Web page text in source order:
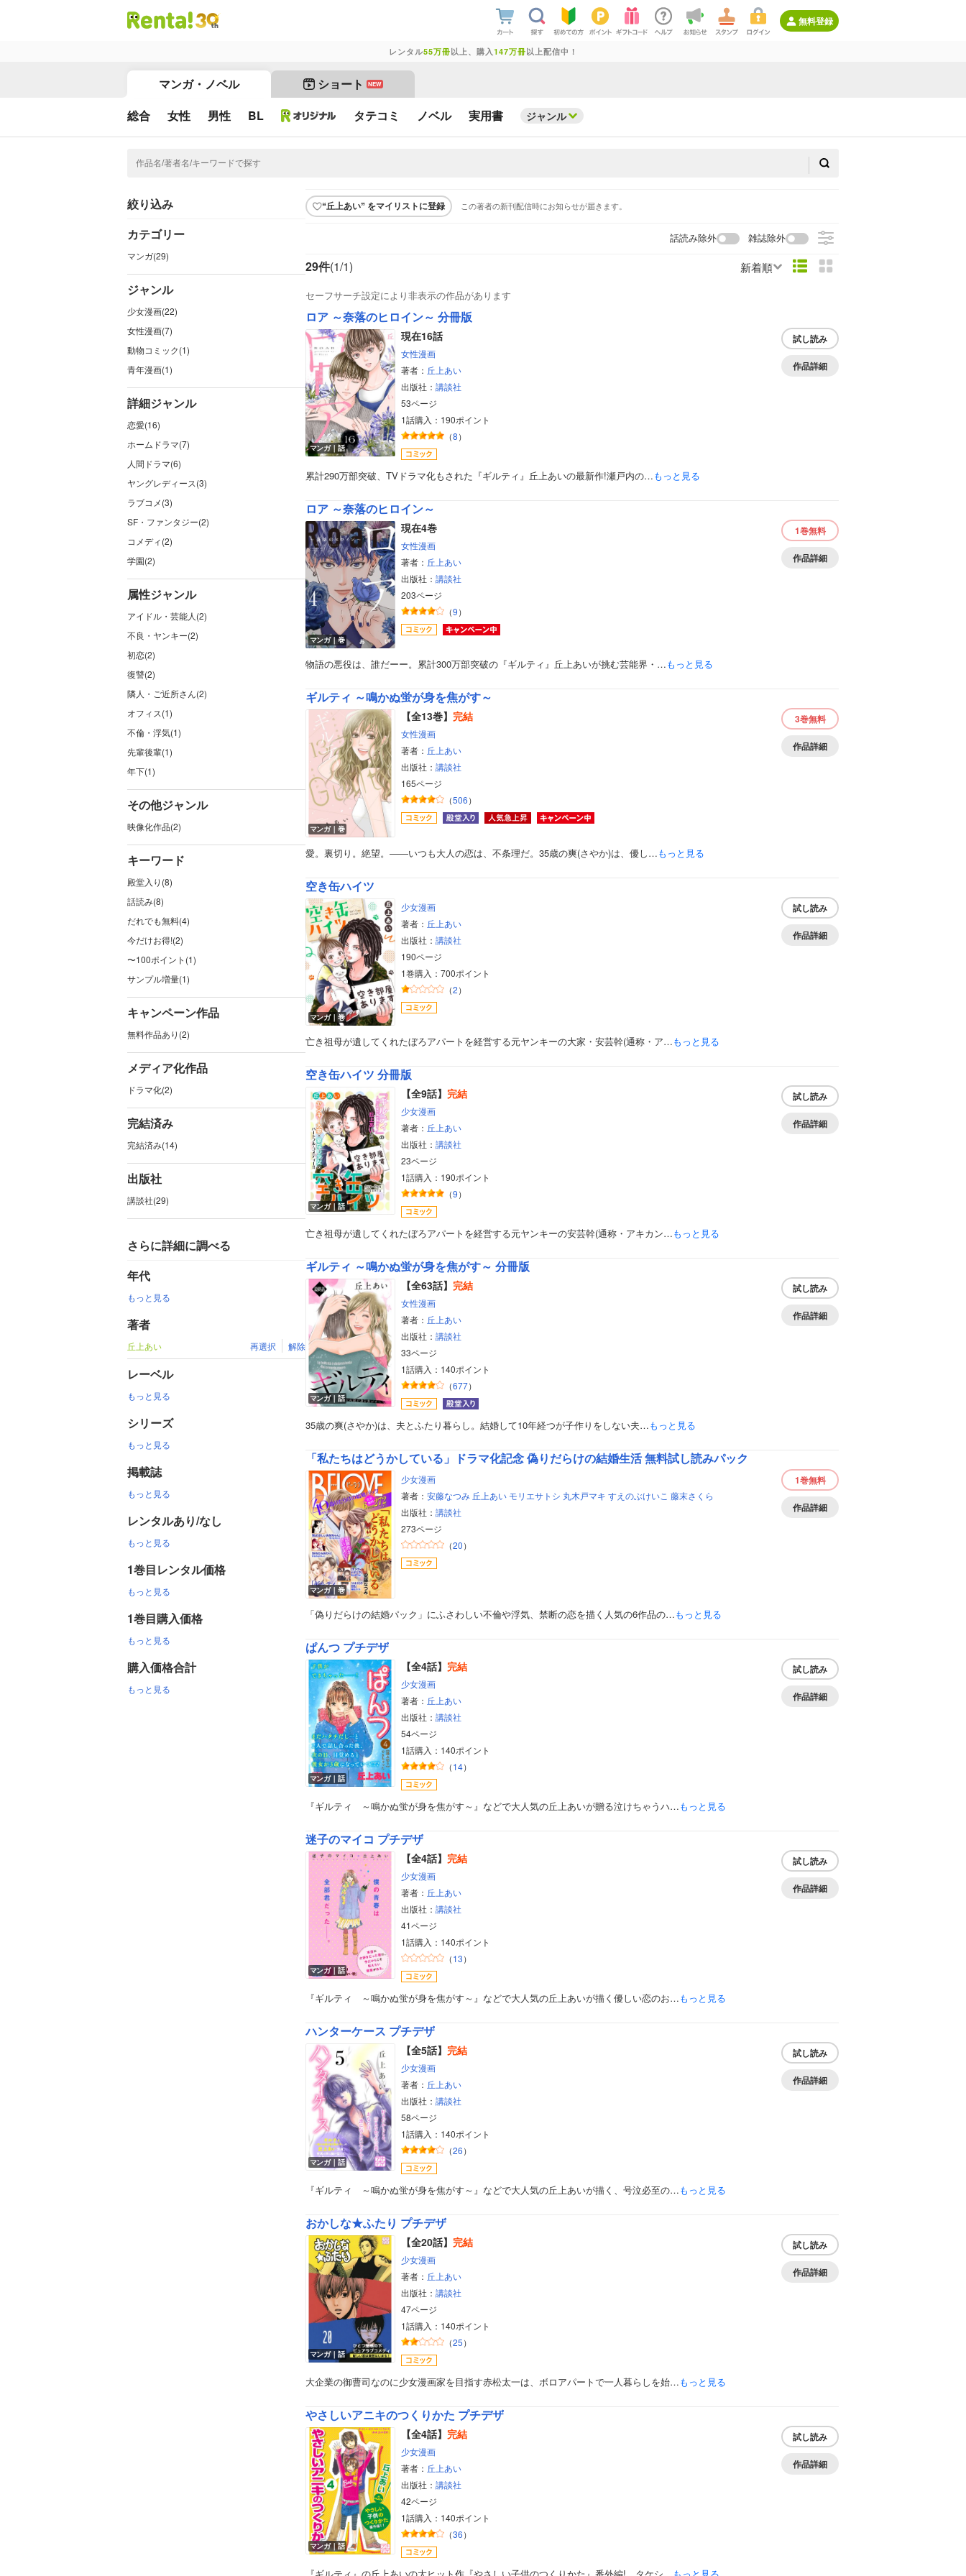
無料登録
レンタル55万冊以上、購入 147万冊以上配信中！
マンガ・ノベル ショート NEW
総合 女性 男性 BL タテコミ ノベル 実用書 ジャンル
絞り込み
カテゴリー
マンガ(29)
ジャンル
少女漫画(22)
女性漫画(7)
動物コミック(1)
青年漫画(1)
詳細ジャンル
恋愛(16)
ホームドラマ(7)
人間ドラマ(6)
ヤングレディース(3)
ラブコメ(3)
SF・ファンタジー(2)
コメディ(2)
学園(2)
属性ジャンル
アイドル・芸能人(2)
不良・ヤンキー(2)
初恋(2)
復讐(2)
隣人・ご近所さん(2)
オフィス(1)
不倫・浮気(1)
先輩後輩(1)
年下(1)
その他ジャンル
映像化作品(2)
キーワード
殿堂入り(8)
話読み(8)
だれでも無料(4)
今だけお得!(2)
〜100ポイント(1)
サンプル増量(1)
キャンペーン作品
無料作品あり(2)
メディア化作品
ドラマ化(2)
完結済み
完結済み(14)
出版社
講談社(29)
さらに詳細に調べる
年代
もっと見る
著者
丘上あい 再選択 解除
レーベル
もっと見る
シリーズ
もっと見る
掲載誌
もっと見る
レンタルあり/なし
もっと見る
1巻目レンタル価格
もっと見る
1巻目購入価格
もっと見る
購入価格合計
もっと見る
“丘上あい” をマイリストに登録 この著者の新刊配信時にお知らせが届きます。
話読み除外 雑誌除外
29件(1/1) 新着順
セーフサーチ設定により非表示の作品があります
ボーイズラブ
ティーンズラブ
美女・美少女
女性写真集
ロア ～奈落のヒロイン～ 分冊版
マンガ｜話
現在16話
女性漫画
著者： 丘上あい
出版社： 講談社
53ページ
1話購入：190ポイント
（8）
試し読み
作品詳細
累計290万部突破、TVドラマ化もされた『ギルティ』丘上あいの最新作!瀬戸内の…もっと見る
ロア ～奈落のヒロイン～
マンガ｜巻
現在4巻
女性漫画
著者： 丘上あい
出版社： 講談社
203ページ
（9）
1巻無料
作品詳細
物語の悪役は、誰だーー。累計300万部突破の『ギルティ』丘上あいが挑む芸能界・…もっと見る
ギルティ ～鳴かぬ蛍が身を焦がす～
マンガ｜巻
【全13巻】 完結
女性漫画
著者： 丘上あい
出版社： 講談社
165ページ
（506）
3巻無料
作品詳細
愛。裏切り。絶望。――いつも大人の恋は、不条理だ。35歳の爽(さやか)は、優し…もっと見る
空き缶ハイツ
マンガ｜巻
少女漫画
著者： 丘上あい
出版社： 講談社
190ページ
1巻購入：700ポイント
（2）
試し読み
作品詳細
亡き祖母が遺してくれたぼろアパートを経営する元ヤンキーの大家・安芸幹(通称・ア…もっと見る
空き缶ハイツ 分冊版
マンガ｜話
【全9話】 完結
少女漫画
著者： 丘上あい
出版社： 講談社
23ページ
1話購入：190ポイント
（9）
試し読み
作品詳細
亡き祖母が遺してくれたぼろアパートを経営する元ヤンキーの安芸幹(通称・アキカン…もっと見る
ギルティ ～鳴かぬ蛍が身を焦がす～ 分冊版
マンガ｜話
【全63話】 完結
女性漫画
著者： 丘上あい
出版社： 講談社
33ページ
1話購入：140ポイント
（677）
試し読み
作品詳細
35歳の爽(さやか)は、夫とふたり暮らし。結婚して10年経つが子作りをしない夫…もっと見る
「私たちはどうかしている」ドラマ化記念 偽りだらけの結婚生活 無料試し読みパック
マンガ｜巻
少女漫画
著者： 安藤なつみ 丘上あい モリエサトシ 丸木戸マキ すえのぶけいこ 藤末さくら
出版社： 講談社
273ページ
（20）
1巻無料
作品詳細
「偽りだらけの結婚パック」にふさわしい不倫や浮気、禁断の恋を描く人気の6作品の…もっと見る
ぱんつ プチデザ
マンガ｜話
【全4話】 完結
少女漫画
著者： 丘上あい
出版社： 講談社
54ページ
1話購入：140ポイント
（14）
試し読み
作品詳細
『ギルティ ～鳴かぬ蛍が身を焦がす～』などで大人気の丘上あいが贈る泣けちゃうハ…もっと見る
迷子のマイコ プチデザ
マンガ｜話
【全4話】 完結
少女漫画
著者： 丘上あい
出版社： 講談社
41ページ
1話購入：140ポイント
（13）
試し読み
作品詳細
『ギルティ ～鳴かぬ蛍が身を焦がす～』などで大人気の丘上あいが描く優しい恋のお…もっと見る
ハンターケース プチデザ
マンガ｜話
【全5話】 完結
少女漫画
著者： 丘上あい
出版社： 講談社
58ページ
1話購入：140ポイント
（26）
試し読み
作品詳細
『ギルティ ～鳴かぬ蛍が身を焦がす～』などで大人気の丘上あいが描く、号泣必至の…もっと見る
おかしな★ふたり プチデザ
マンガ｜話
【全20話】 完結
少女漫画
著者： 丘上あい
出版社： 講談社
47ページ
1話購入：140ポイント
（25）
試し読み
作品詳細
大企業の御曹司なのに少女漫画家を目指す赤松太一は、ボロアパートで一人暮らしを始…もっと見る
やさしいアニキのつくりかた プチデザ
マンガ｜話
【全4話】 完結
少女漫画
著者： 丘上あい
出版社： 講談社
42ページ
1話購入：140ポイント
（36）
試し読み
作品詳細
『ギルティ』の丘上あいの大ヒット作『やさしい子供のつくりかた』番外編! タケシ… もっと見る